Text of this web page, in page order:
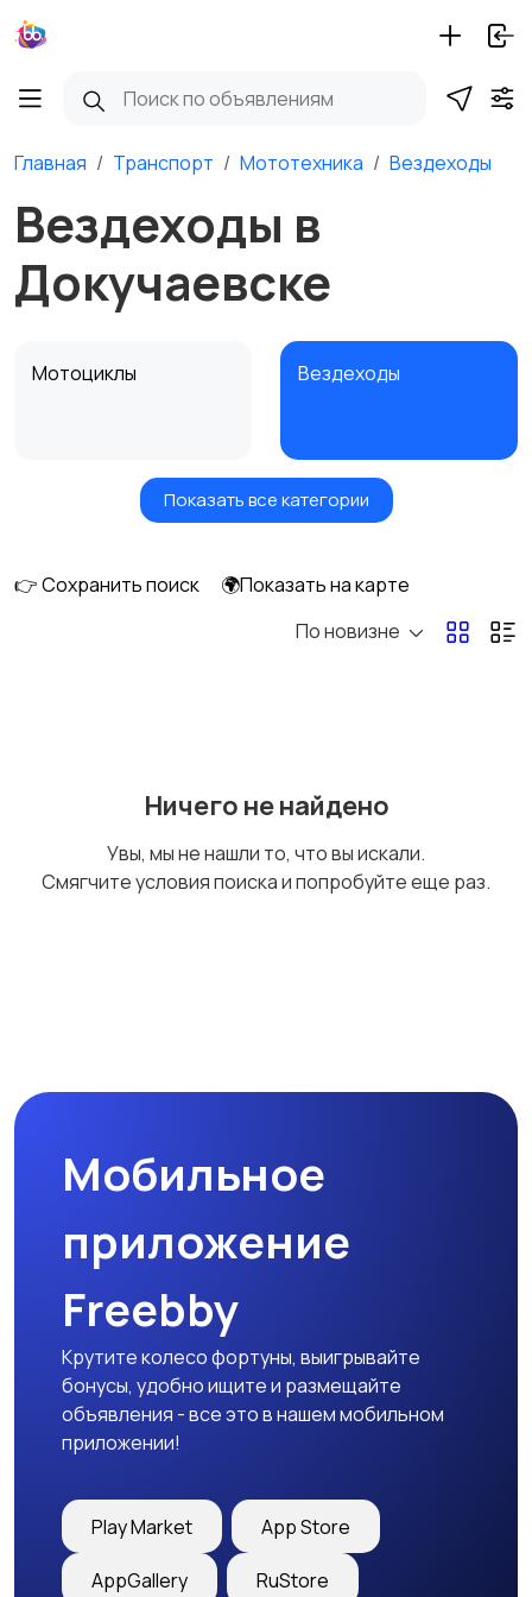
Главная Транспорт Мототехника Вездеходы
Вездеходы в
Докучаевске
Мотоциклы Вездеходы
Квадроциклы и багги
Снегоходы
Показать все категории
👉 Сохранить поиск
🌍Показать на карте
По новизне
Ничего не найдено
Увы, мы не нашли то, что вы искали.
Смягчите условия поиска и попробуйте еще раз.
Мобильное
приложение
Freebby
Крутите колесо фортуны, выигрывайте
бонусы, удобно ищите и размещайте
объявления - все это в нашем мобильном
приложении!
Play Market App Store
AppGallery RuStore